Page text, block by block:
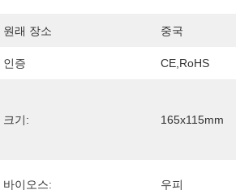
원래 장소 중국
인증 CE,RoHS
크기: 165x115mm
바이오스: 우피